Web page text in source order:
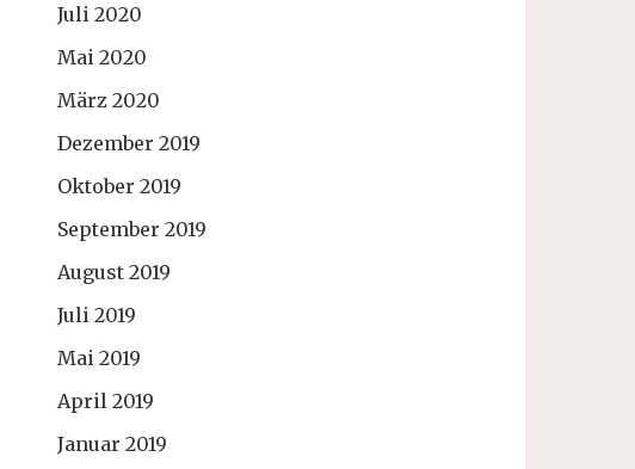
Juli 2020
Mai 2020
März 2020
Dezember 2019
Oktober 2019
September 2019
August 2019
Juli 2019
Mai 2019
April 2019
Januar 2019